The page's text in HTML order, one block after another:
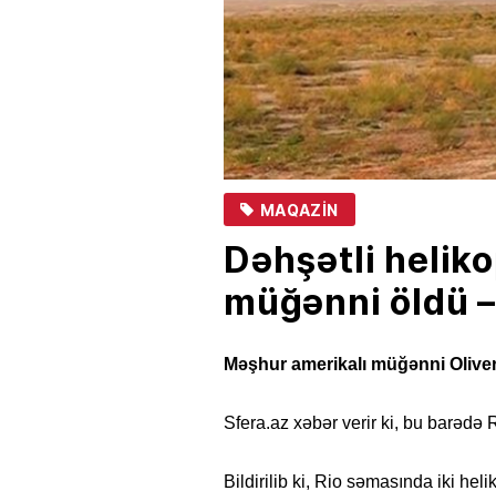
MAQAZIN
Dəhşətli
müğənni öldü –
Məşhur amerikalı müğənni
Sfera.az xəbər verir ki, bu barədə
Bildirilib ki, Rio səmasında iki